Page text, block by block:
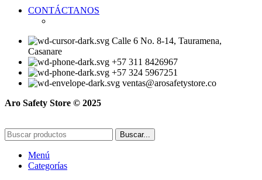
CONTÁCTANOS
Calle 6 No. 8-14, Tauramena,
Casanare
+57 311 8426967
+57 324 5967251
ventas@arosafetystore.co
Aro Safety Store © 2025
Buscar...
Menú
Categorías